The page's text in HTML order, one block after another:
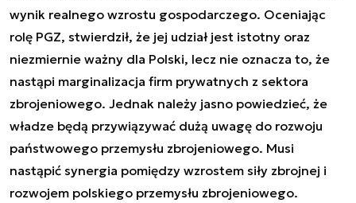
wynik realnego wzrostu gospodarczego. Oceniając
rolę PGZ, stwierdził, że jej udział jest istotny oraz
niezmiernie ważny dla Polski, lecz nie oznacza to, że
nastąpi marginalizacja firm prywatnych z sektora
zbrojeniowego. Jednak należy jasno powiedzieć, że
władze będą przywiązywać dużą uwagę do rozwoju
państwowego przemysłu zbrojeniowego. Musi
nastąpić synergia pomiędzy wzrostem siły zbrojnej i
rozwojem polskiego przemysłu zbrojeniowego.